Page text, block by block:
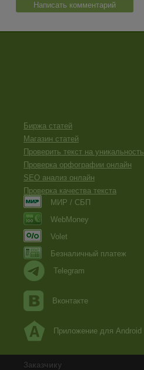
Написать комментарий
Биржа статей
Магазин статей
Проверить текст на уникальность
Проверка орфографии онлайн
SEO анализ онлайн
Проверка качества текста
МИР / СБП
WebMoney
Volet
Безналичный платеж
Telegram
Вконтакте
Приложение для Android
Заказчику